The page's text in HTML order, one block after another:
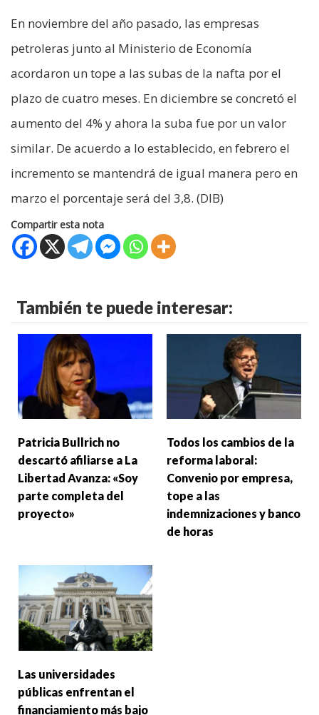
En noviembre del año pasado, las empresas
petroleras junto al Ministerio de Economía
acordaron un tope a las subas de la nafta por el
plazo de cuatro meses. En diciembre se concretó el
aumento del 4% y ahora la suba fue por un valor
similar. De acuerdo a lo establecido, en febrero el
incremento se mantendrá de igual manera pero en
marzo el porcentaje será del 3,8. (DIB)
Compartir esta nota
También te puede interesar:
Patricia Bullrich no
descartó afiliarse a La
Libertad Avanza: «Soy
parte completa del
proyecto»
Todos los cambios de la
reforma laboral:
Convenio por empresa,
tope a las
indemnizaciones y banco
de horas
Las universidades
públicas enfrentan el
financiamiento más bajo